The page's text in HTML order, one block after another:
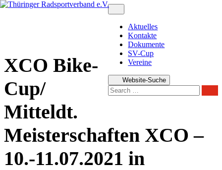
Zum
Aktuelles
Kontakte
Dokumente
SV-Cup
Vereine
Website-Suche
XCO Bike-
Cup/
Mitteldt.
Meisterschaften XCO –
10.-11.07.2021 in